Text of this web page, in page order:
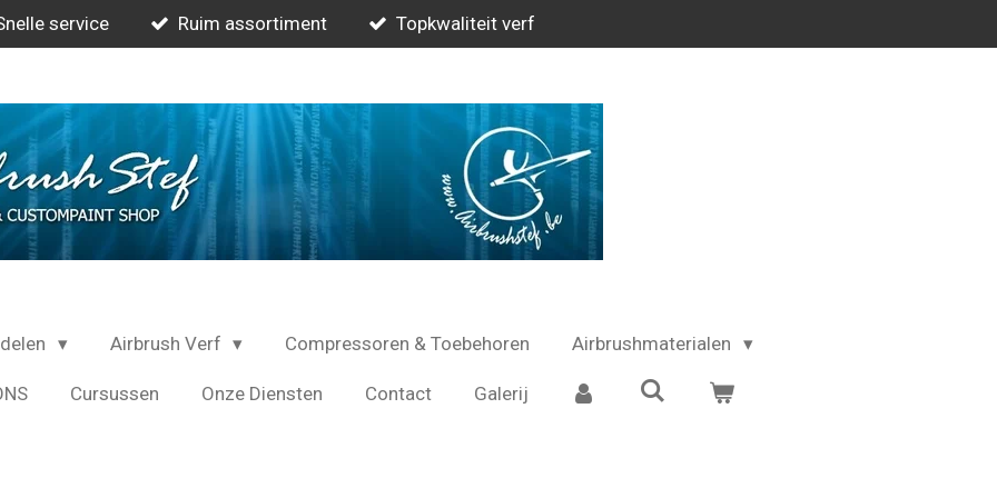
service Ruim assortiment Topkwaliteit verf
Airbrush Verf Compressoren & Toebehoren Airbrushmaterialen
Cursussen Onze Diensten Contact Galerij